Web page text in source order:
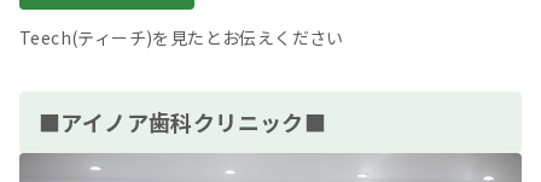
Teech(ティーチ)を見たとお伝えください
■アイノア歯科クリニック■